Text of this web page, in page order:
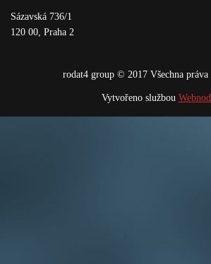
Sázavská 736/1
120 00, Praha 2
rodat4 group © 2017 Všechna práva
Vytvořeno službou